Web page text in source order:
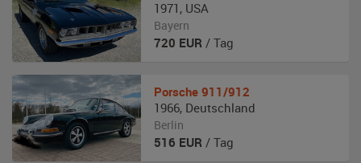
1971 , USA
Bayern
720 EUR / Tag
Porsche 911/912
1966, Deutschland
Berlin
516 EUR / Tag